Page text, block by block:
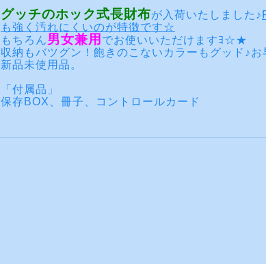
グッチのホック式長財布が入荷いたしました♪
も強く汚れにくいのが特徴です☆
もちろん男女兼用 でお使いいただけますﾖ☆★
収納もバツグン！飽きのこないカラーもグッド♪お
新品未使用品。
「付属品」
保存BOX、冊子、コントロールカード